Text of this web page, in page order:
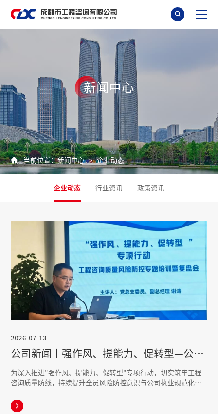

新闻 中心
 当前位置：新闻中心 > 企业动态
企业动态 行业资讯 政策资讯
2026-07-13
公司新闻丨强作风、提能力、促转型—公司开展工程咨询质量风险防控专题培训暨复盘会
为深入推进"强作风、提能力、促转型"专项行动，切实筑牢工程
咨询质量防线，持续提升全员风险防控意识与公司执业规范化水
四大核心，组织开展工程咨询质量风险防控专题培训暨复盘会。
